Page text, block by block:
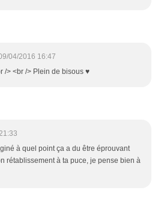
04/2016 16:47
/> <br /> Plein de bisous ♥
à quel point ça a du être éprouvant
rétablissement à ta puce, je pense bien à